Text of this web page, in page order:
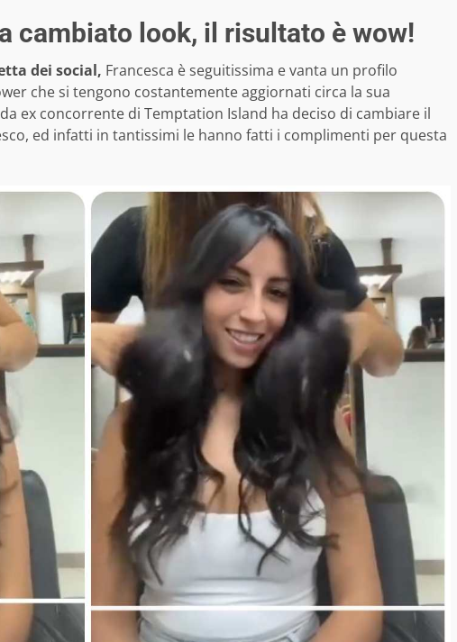
cambiato look, il risultato è wow!
dei social, Francesca è seguitissima e vanta un profilo
che si tengono costantemente aggiornati circa la sua
ex concorrente di Temptation Island ha deciso di cambiare il
ed infatti in tantissimi le hanno fatti i complimenti per questa